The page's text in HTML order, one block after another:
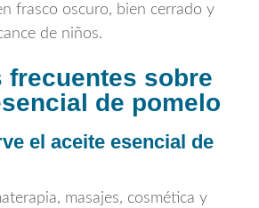
frasco oscuro, bien cerrado y
de niños.
frecuentes sobre
de pomelo
el aceite esencial de
masajes, cosmética y